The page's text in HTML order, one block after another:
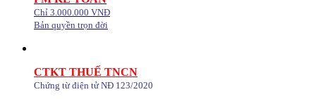
Chỉ 3.000.000 VNĐ
Bản quyền trọn đời
CTKT THUẾ TNCN
Chứng từ điện tử NĐ 123/2020